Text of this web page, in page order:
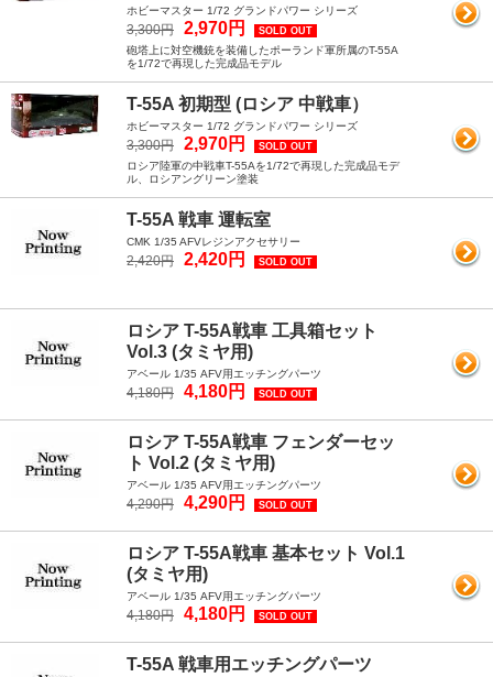
ホビーマスター 1/72 グランドパワー シリーズ
3,300円 2,970円 SOLD OUT
砲塔上に対空機銃を装備したポーランド軍所属のT-55A
を1/72で再現した完成品モデル
T-55A 初期型 (ロシア 中戦車）
ホビーマスター 1/72 グランドパワー シリーズ
3,300円 2,970円 SOLD OUT
ロシア陸軍の中戦車T-55Aを1/72で再現した完成品モデ
ル、ロシアングリーン塗装
T-55A 戦車 運転室
CMK 1/35 AFVレジンアクセサリー
2,420円 2,420円 SOLD OUT
ロシア T-55A戦車 工具箱セット
Vol.3 (タミヤ用)
アベール 1/35 AFV用エッチングパーツ
4,180円 4,180円 SOLD OUT
ロシア T-55A戦車 フェンダーセッ
ト Vol.2 (タミヤ用)
アベール 1/35 AFV用エッチングパーツ
4,290円 4,290円 SOLD OUT
ロシア T-55A戦車 基本セット Vol.1
(タミヤ用)
アベール 1/35 AFV用エッチングパーツ
4,180円 4,180円 SOLD OUT
T-55A 戦車用エッチングパーツ